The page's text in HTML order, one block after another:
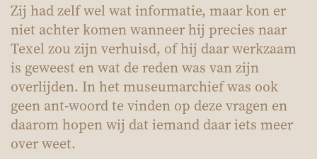
Zij had zelf wel wat informatie, maar kon er
niet achter komen wanneer hij precies naar
Texel zou zijn verhuisd, of hij daar werkzaam
is geweest en wat de reden was van zijn
overlijden. In het museumarchief was ook
geen ant-woord te vinden op deze vragen en
daarom hopen wij dat iemand daar iets meer
over weet.